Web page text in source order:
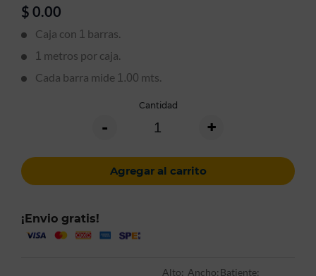
$ 0.00
Caja con 1 barras.
1 metros por caja.
Cada barra mide 1.00 mts.
Cantidad
- +
Agregar al carrito
¡Envio gratis!
Alto: Ancho: Batiente: